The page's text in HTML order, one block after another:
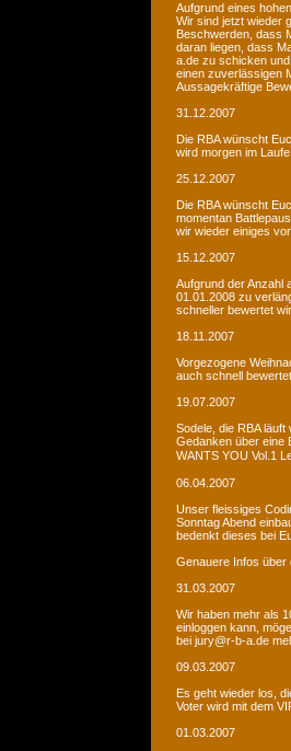
Aufgrund eines
Wir sind jetzt wieder
Beschwerden, dass
daran liegen, dass
a.de zu schicken
einen zuverlässigen
Aussagekräftige
31.12.2007
Die RBA wünscht
wird morgen im
25.12.2007
Die RBA wünscht
momentan
wir wieder einiges
15.12.2007
Aufgrund der Anzahl
01.01.2008 zu
schneller bewertet
18.11.2007
Vorgezogene
auch schnell
19.07.2007
Sodele, die RBA
Gedanken über eine
WANTS YOU Vol.1
06.04.2007
Unser fleissiges
Sonntag Abend
bedenkt dieses bei
Genauere Infos über
31.03.2007
Wir haben mehr als
einloggen kann,
bei jury@r-b-a.de
09.03.2007
Es geht wieder los,
Voter wird mit dem
01.03.2007